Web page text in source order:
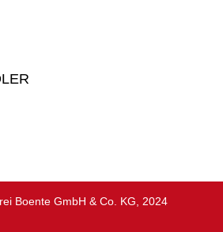
Boente GmbH & Co. KG, 2024